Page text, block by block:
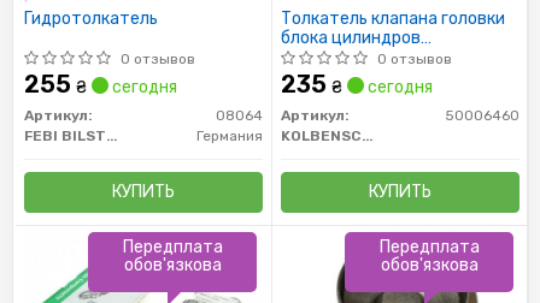
Гидротолкатель
0 отзывов
255 ₴ сегодня
Артикул:
08064
FEBI BILSTEIN
Германия
КУПИТЬ
Толкатель клапана головки
блока цилиндров
гидравлический0 отзывов
235 ₴ сегодня
Артикул:
50006460
KOLBENSCHMIDT
КУПИТЬ
Передплата
обов'язкова
Передплата
обов'язкова